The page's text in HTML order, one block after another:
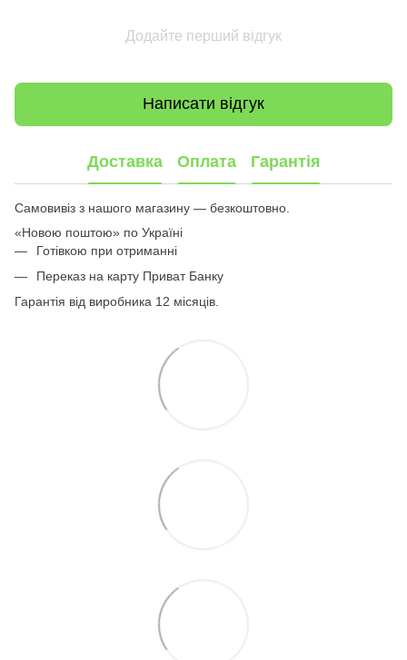
Додайте перший відгук
Написати відгук
Доставка Оплата Гарантія
Самовивіз з нашого магазину — безкоштовно.
«Новою поштою» по Україні
Готівкою при отриманні
Переказ на карту Приват Банку
Гарантія від виробника 12 місяців.